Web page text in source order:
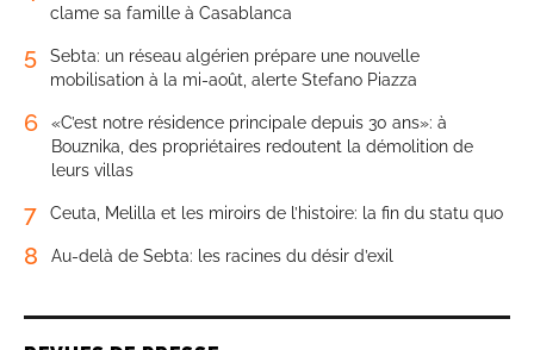
clame sa famille à Casablanca
5
Sebta: un réseau algérien prépare une nouvelle
mobilisation à la mi-août, alerte Stefano Piazza
6
«C’est notre résidence principale depuis 30 ans»: à
Bouznika, des propriétaires redoutent la démolition de
leurs villas
7 Ceuta, Melilla et les miroirs de l’histoire: la fin du statu quo
8 Au-delà de Sebta: les racines du désir d’exil